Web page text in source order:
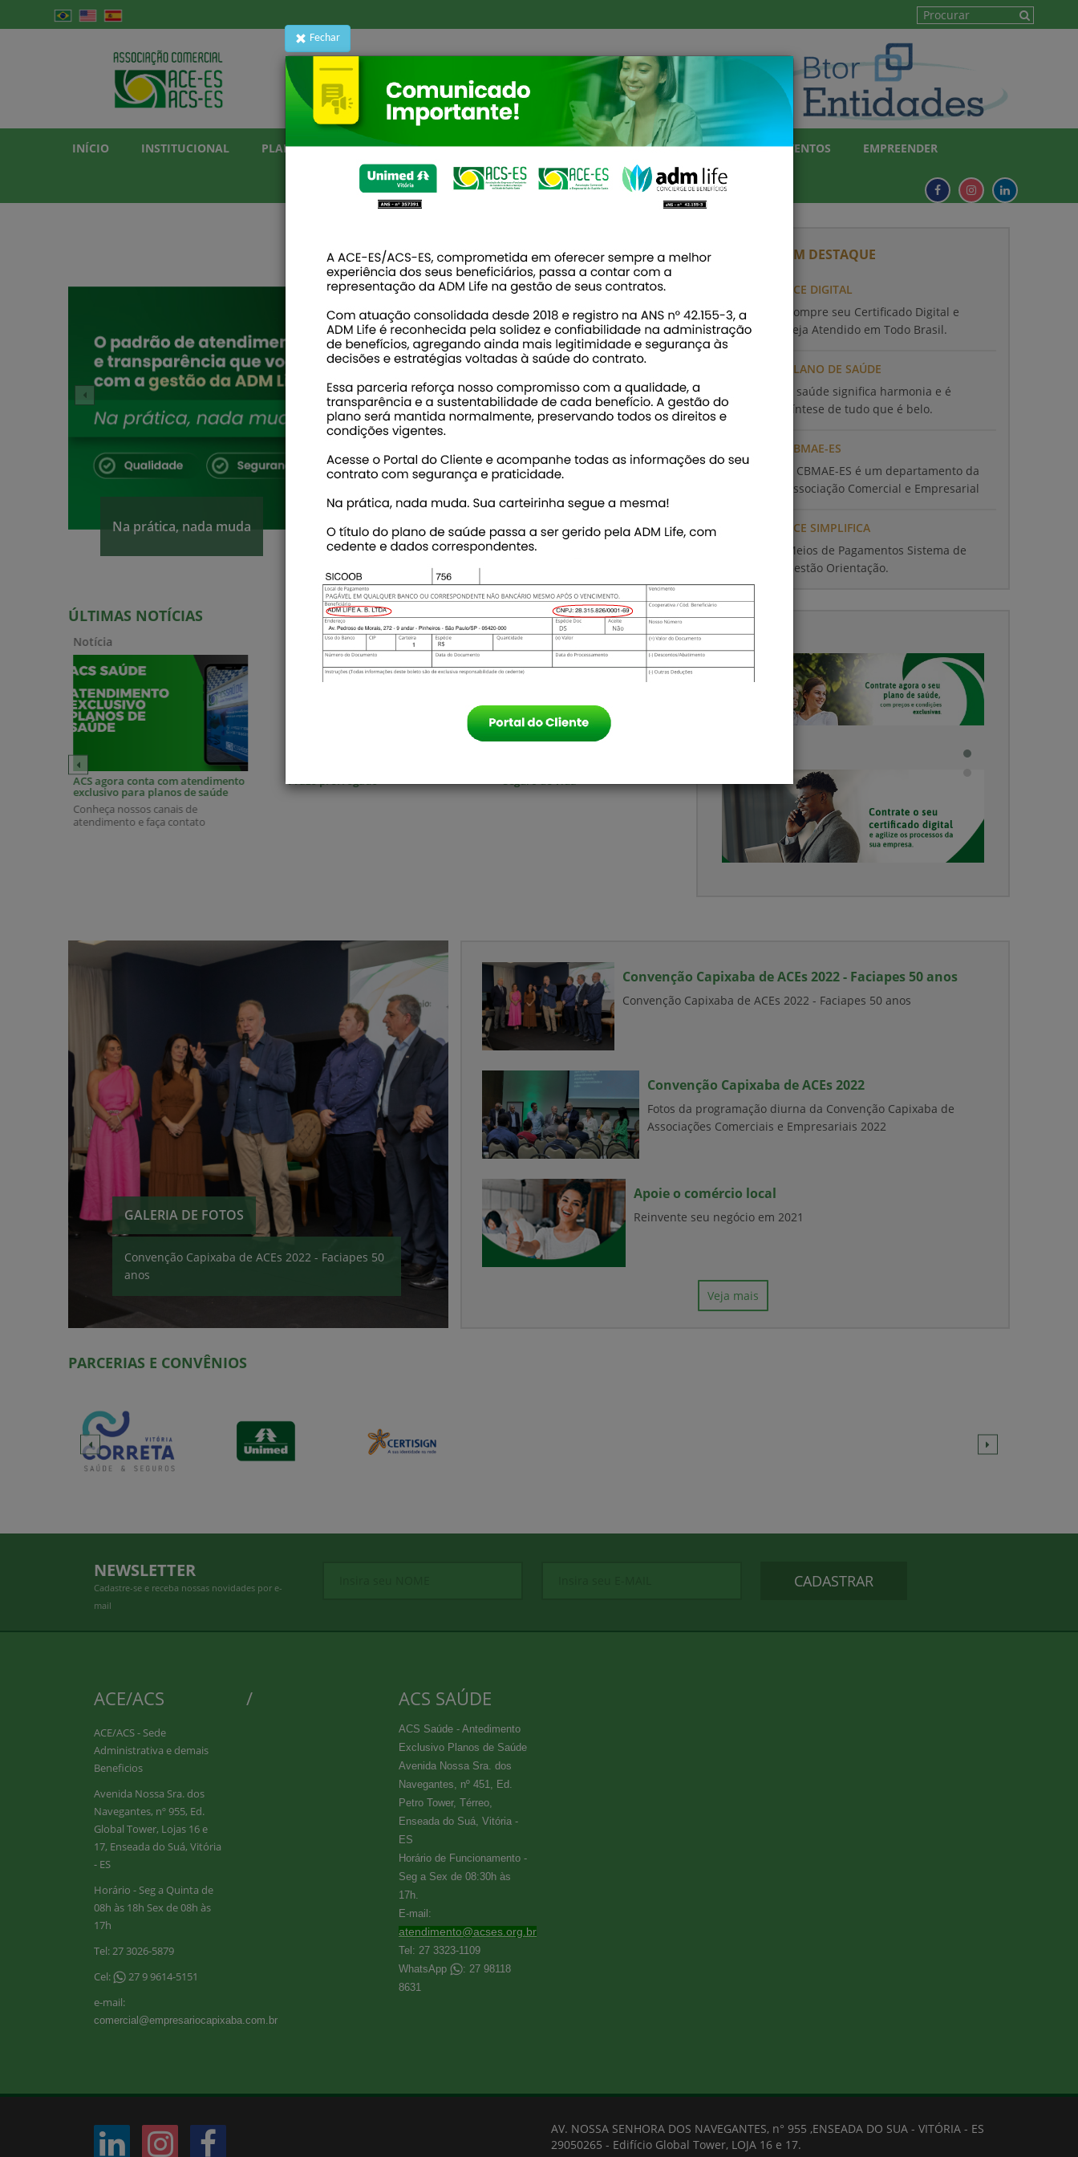
INÍCIO INSTITUCIONAL PLANO DE SAÚDE BENEFÍCIOS ASSOCIE-SE NOVIDADES AGENDA DE EVENTOS EMPREENDER
Fechar
capixabas e seus dependentes
exclusivo para planos de saúde
SERVIÇOS EM DESTAQUE
ACE DIGITAL
Compre seu Certificado Digital e
Seja Atendido em Todo Brasil.
PLANO DE SAÚDE
A saúde significa harmonia e é
síntese de tudo que é belo.
CBMAE-ES
A CBMAE-ES é um departamento da
Associação Comercial e Empresarial
ACE SIMPLIFICA
Meios de Pagamentos Sistema de
Gestão Orientação.
ÚLTIMAS NOTÍCIAS
Notícia
ACS agora conta com atendimento
exclusivo para planos de saúde
Conheça nossos canais de
atendimento e faça contato
Prazo prorrogado
Notícia
Seguro de Vida Migração do seu Plano Unimed:
Não Haverá cancelamento!
Como já sabido por todos, a partir
de 01/02 os contratos de plano de
saúde das antidades ACS e ACE na
Unimed não serão administrados
pela Benevix.
A Associação das Empresas e
Funcionários do Comercio de
Serviços no Estado do Espirito
(ACS-ES) informa aos seus
associados usuários do
GALERIA DE FOTOS
Convenção Capixaba de ACEs 2022 - Faciapes 50
anos
Convenção Capixaba de ACEs 2022 - Faciapes 50 anos
Convenção Capixaba de ACEs 2022 - Faciapes 50 anos
Convenção Capixaba de ACEs 2022
Fotos da programação diurna da Convenção Capixaba de
Associações Comerciais e Empresariais 2022
Apoie o comércio local
Reinvente seu negócio em 2021
Veja mais
PARCERIAS E CONVÊNIOS
NEWSLETTER
Cadastre-se e receba nossas novidades por e-
mail
CADASTRAR
ACE/ACS
ACE/ACS - Sede
Administrativa e demais
Beneficios
Avenida Nossa Sra. dos
Navegantes, nº 955, Ed.
Global Tower, Lojas 16 e
17, Enseada do Suá, Vitória
- ES
Horário - Seg a Quinta de
08h às 18h Sex de 08h às
17h
Tel: 27 3026-5879
Cel:
27 9 9614-5151
e-mail:
comercial@empresariocapixaba.com.br
/ ACS SAÚDE
ACS Saúde - Antedimento
Exclusivo Planos de Saúde
Avenida Nossa Sra. dos
Navegantes, nº 451, Ed.
Petro Tower, Térreo,
Enseada do Suá, Vitória -
ES
Horário de Funcionamento -
Seg a Sex de 08:30h às
17h.
E-mail:
atendimento@acses.org.br
Tel: 27 3323-1109
WhatsApp
: 27 98118
8631
AV. NOSSA SENHORA DOS NAVEGANTES, n° 955 ,ENSEADA DO SUA - VITÓRIA - ES
29050265 - Edifício Global Tower, LOJA 16 e 17.